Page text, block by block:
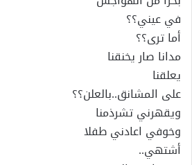
في عيني؟؟
أما ترى؟؟
مدانا صار يخنقنا
يعلقنا
على المشانق..بالعلن؟؟
ويقهرني تشرذمنا
وخوفي اعادني طفلا
أشتهي..